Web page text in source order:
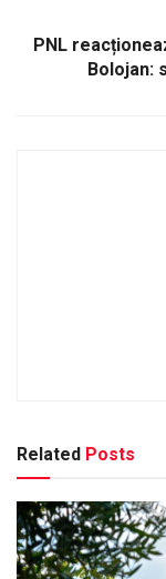
PNL
Bolojan:
Related Posts